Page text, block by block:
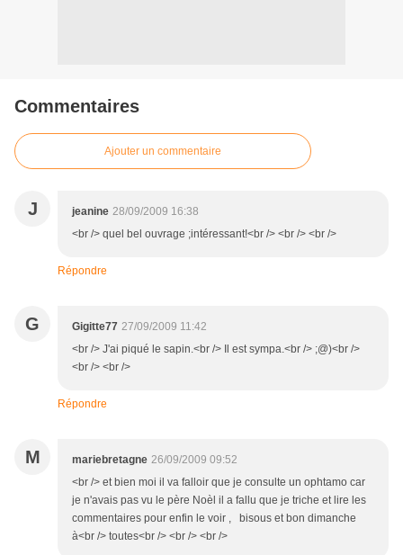
Commentaires
Ajouter un commentaire
J jeanine 28/09/2009 16:38
<br /> quel bel ouvrage ;intéressant!<br /> <br /> <br />
Répondre
G Gigitte77 27/09/2009 11:42
<br /> J'ai piqué le sapin.<br /> Il est sympa.<br /> ;@)<br />
<br /> <br />
Répondre
M mariebretagne 26/09/2009 09:52
<br /> et bien moi il va falloir que je consulte un ophtamo car
je n'avais pas vu le père Noèl il a fallu que je triche et lire les
commentaires pour enfin le voir , bisous et bon dimanche
à<br /> toutes<br /> <br /> <br />